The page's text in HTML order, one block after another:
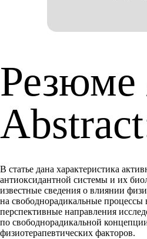
Резюме
В статье дана характеристика
антиоксидантной системы и их
известные сведения о влиянии
на свободнорадикальные процессы
перспективные направления
по свободнорадикальной
физиотерапевтических факторов.